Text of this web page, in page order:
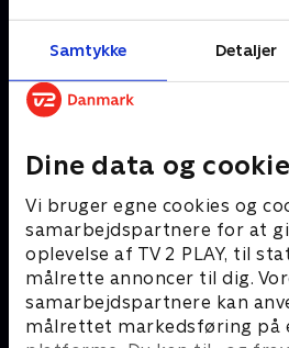
Samtykke Detaljer
Dine data og
Vi bruger egne cookies og
samarbejdspartnere for at
oplevelse af TV 2 PLAY, til
målrette annoncer til dig.
samarbejdspartnere kan
målrettet markedsføring på
på den kriminelle bagmand.
23. december 2025 • 42 min 23.
Andre så også